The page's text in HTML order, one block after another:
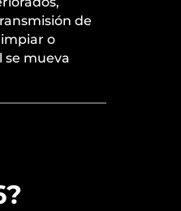
de
o
se mueva